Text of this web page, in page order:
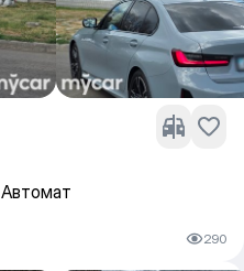
Автомат
290